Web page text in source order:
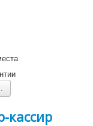
кассиp